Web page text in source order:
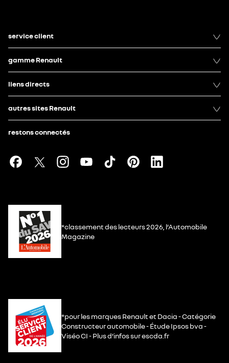
service client
gamme Renault
liens directs
autres sites Renault
restons connectés
*classement des lecteurs 2026, l’Automobile
Magazine
*pour les marques Renault et Dacia - Catégorie
Constructeur automobile - Étude Ipsos bva -
Viséo CI - Plus d’infos sur escda.fr